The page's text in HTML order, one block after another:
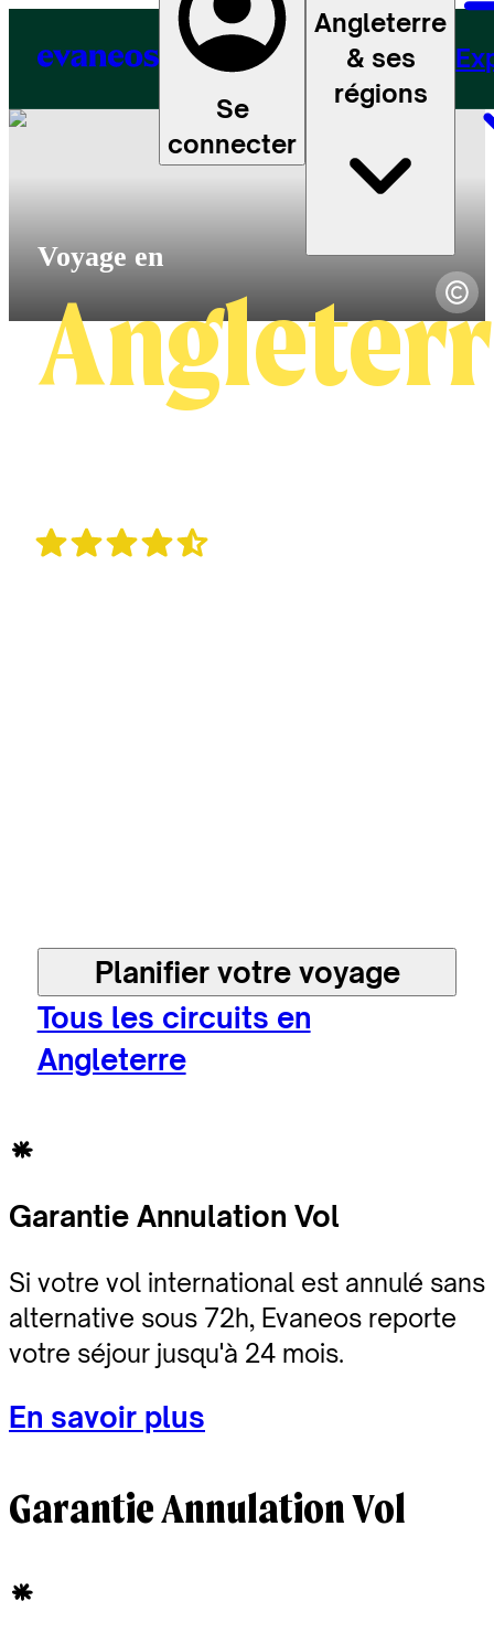
Se
connecter
Angleterre
& ses
régions
Voyage en
Planifier votre voyage
Tous les circuits en
Angleterre
Garantie Annulation Vol
Si votre vol international est annulé sans
alternative sous 72h, Evaneos reporte
votre séjour jusqu'à 24 mois.
En savoir plus
Garantie Annulation Vol